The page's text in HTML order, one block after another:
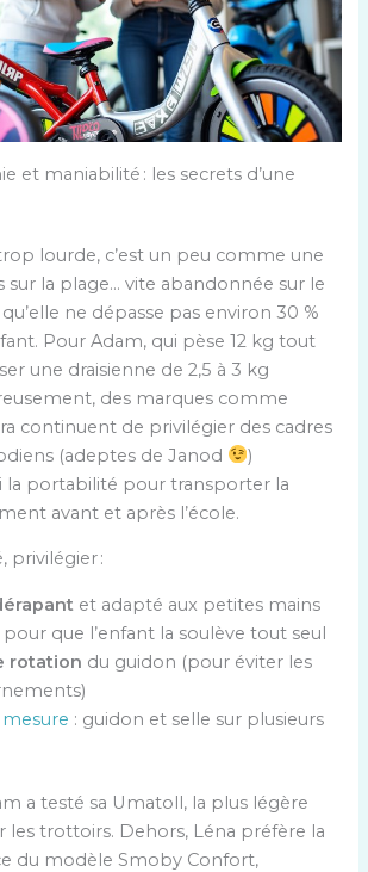
et maniabilité : les secrets d’une
lourde, c’est un peu comme une
sur la plage… vite abandonnée sur le
qu’elle ne dépasse pas environ 30 %
Pour Adam, qui pèse 12 kg tout
une draisienne de 2,5 à 3 kg
des marques comme
continuent de privilégier des cadres
(adeptes de Janod
)
la portabilité pour transporter la
avant et après l’école.
privilégier :
et adapté aux petites mains
pour que l’enfant la soulève tout seul
rotation du guidon (pour éviter les
mesure : guidon et selle sur plusieurs
a testé sa Umatoll, la plus légère
les trottoirs. Dehors, Léna préfère la
du modèle Smoby Confort,